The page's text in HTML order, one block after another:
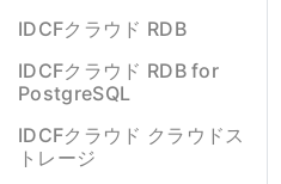
IDCFクラウド RDB
IDCFクラウド RDB for
PostgreSQL
IDCFクラウド クラウドス
トレージ